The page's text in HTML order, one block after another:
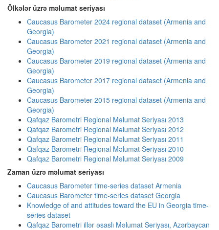
Ölkələr üzrə məlumat seriyası
Caucasus Barometer 2024 regional dataset (Armenia and
Georgia)
Caucasus Barometer 2021 regional dataset (Armenia and
Georgia)
Caucasus Barometer 2019 regional dataset (Armenia and
Georgia)
Caucasus Barometer 2017 regional dataset (Armenia and
Georgia)
Caucasus Barometer 2015 regional dataset (Armenia and
Georgia)
Qafqaz Barometri Regional Məlumat Seriyası 2013
Qafqaz Barometri Regional Məlumat Seriyası 2012
Qafqaz Barometri Regional Məlumat Seriyası 2011
Qafqaz Barometri Regional Məlumat Seriyası 2010
Qafqaz Barometri Regional Məlumat Seriyası 2009
Zaman üzrə məlumat seriyası
Caucasus Barometer time-series dataset Armenia
Caucasus Barometer time-series dataset Georgia
Knowledge of and attitudes toward the EU in Georgia time-
series dataset
Qafqaz Barometri illər əsaslı Məlumat Seriyası, Azərbaycan